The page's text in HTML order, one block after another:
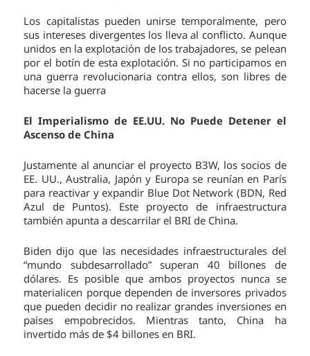
Los capitalistas pueden unirse temporalmente, pero
sus intereses divergentes los lleva al conflicto. Aunque
unidos en la explotación de los trabajadores, se pelean
por el botín de esta explotación. Si no participamos en
una guerra revolucionaria contra ellos, son libres de
hacerse la guerra
El Imperialismo de EE.UU. No Puede Detener el
Ascenso de China
Justamente al anunciar el proyecto B3W, los socios de
EE. UU., Australia, Japón y Europa se reunían en París
para reactivar y expandir Blue Dot Network (BDN, Red
Azul de Puntos). Este proyecto de infraestructura
también apunta a descarrilar el BRI de China.
Biden dijo que las necesidades infraestructurales del
“mundo subdesarrollado” superan 40 billones de
dólares. Es posible que ambos proyectos nunca se
materialicen porque dependen de inversores privados
que pueden decidir no realizar grandes inversiones en
países empobrecidos. Mientras tanto, China ha
invertido más de $4 billones en BRI.